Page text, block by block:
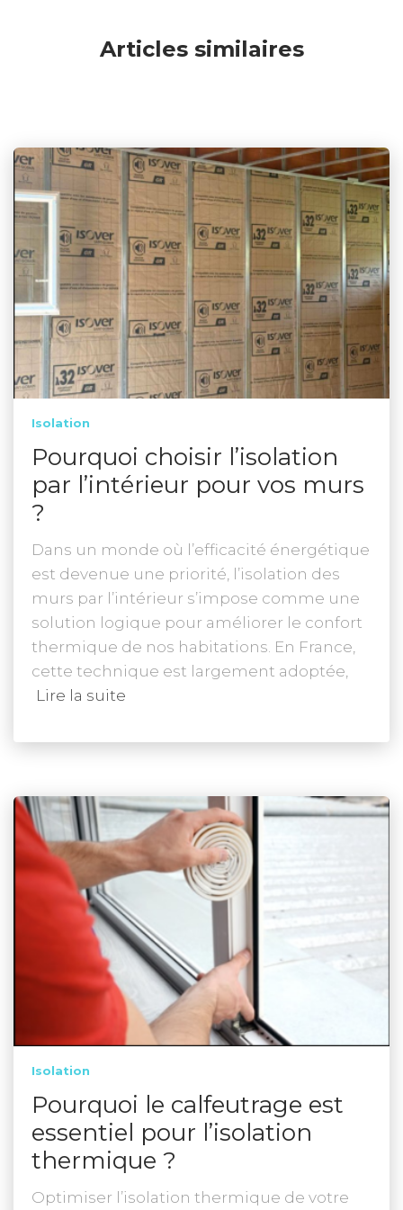
Articles similaires
Isolation
Pourquoi choisir l’isolation
par l’intérieur pour vos murs
?
Dans un monde où l’efficacité énergétique
est devenue une priorité, l’isolation des
murs par l’intérieur s’impose comme une
solution logique pour améliorer le confort
thermique de nos habitations. En France,
cette technique est largement adoptée,
Lire la suite
Isolation
Pourquoi le calfeutrage est
essentiel pour l’isolation
thermique ?
Optimiser l’isolation thermique de votre